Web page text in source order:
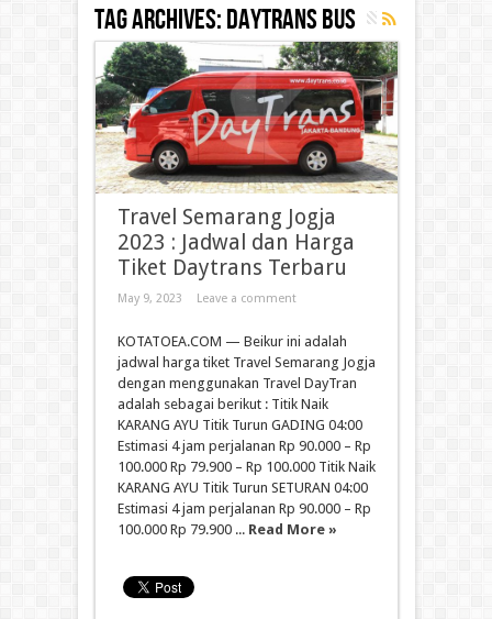
Tag Archives:daytrans bus
Travel Semarang Jogja
2023 : Jadwal dan Harga
Tiket Daytrans Terbaru
May 9, 2023 Leave a comment
KOTATOEA.COM — Beikur ini adalah
jadwal harga tiket Travel Semarang Jogja
dengan menggunakan Travel DayTran
adalah sebagai berikut : Titik Naik
KARANG AYU Titik Turun GADING 04:00
Estimasi 4 jam perjalanan Rp 90.000 – Rp
100.000 Rp 79.900 – Rp 100.000 Titik Naik
KARANG AYU Titik Turun SETURAN 04:00
Estimasi 4 jam perjalanan Rp 90.000 – Rp
100.000 Rp 79.900 ... Read More »